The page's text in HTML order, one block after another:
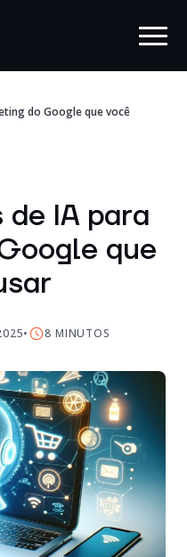
do Google que você
IA para
que
8 MINUTOS